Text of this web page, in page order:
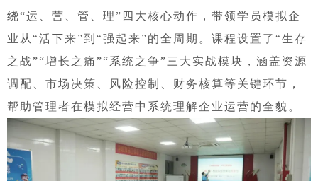
绕“运、营、管、理”四大核心动作，带领学员模拟企
业从“活下来”到“强起来”的全周期。课程设置了“生存
之战”“增长之痛”“系统之争”三大实战模块，涵盖资源
调配、市场决策、风险控制、财务核算等关键环节，
帮助管理者在模拟经营中系统理解企业运营的全貌。